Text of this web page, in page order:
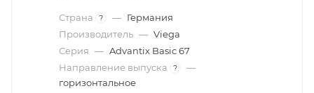
Страна ? — Германия
Производитель — Viega
Серия — Advantix Basic 67
Направление выпуска
?
—
горизонтальное